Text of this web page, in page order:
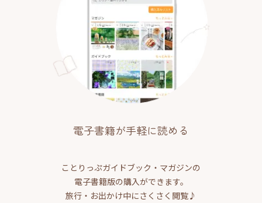
電子書籍が手軽に読める
ことりっぷガイドブック・マガジンの
電子書籍版の購入ができます。
旅行・お出かけ中にさくさく閲覧♪